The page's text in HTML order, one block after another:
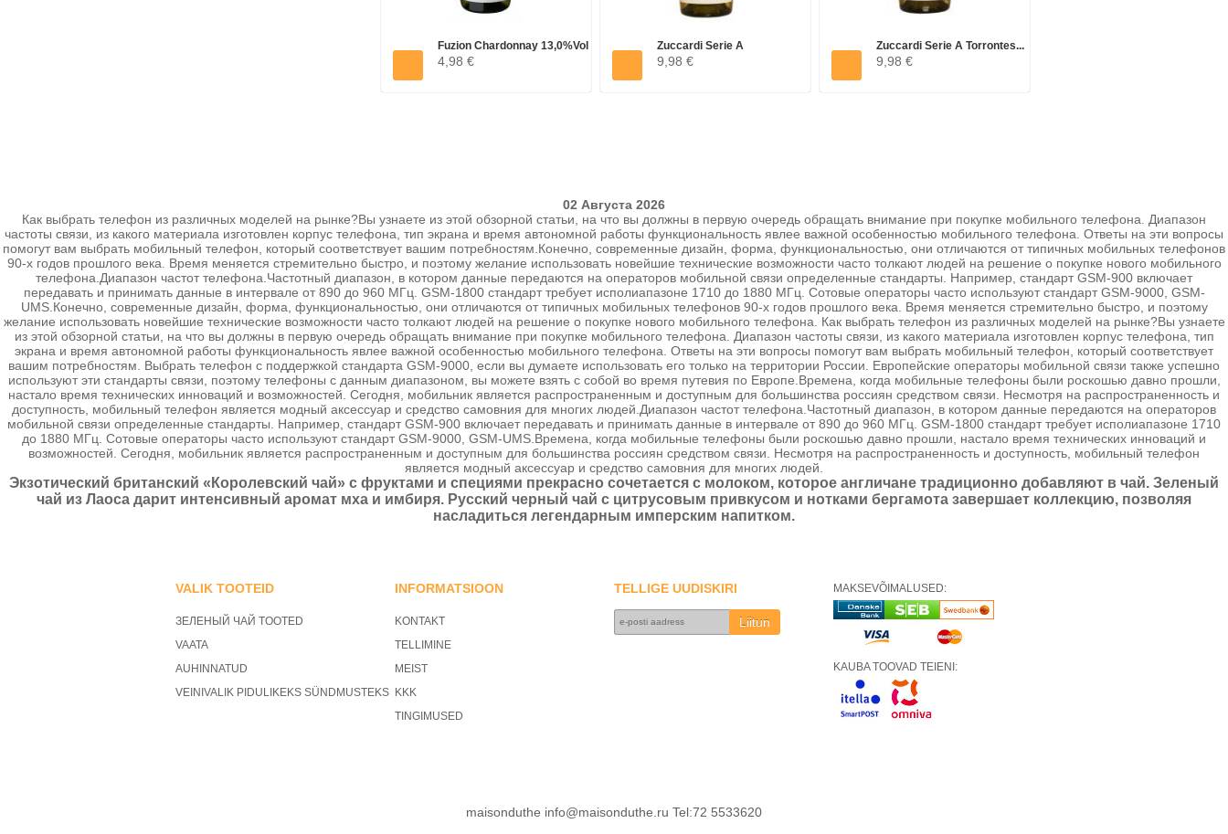
Fuzion Chardonnay 13,0%vol
0,75l
4,98 €
Zuccardi Serie A
Chardonnay...
9,98 €
Zuccardi Serie A Torrontes...
9,98 €
02 Августа 2026
Как выбрать телефон из различных моделей на рынке?Вы узнаете из этой обзорной статьи, на что вы должны в первую очередь обращать внимание при покупке мобильного телефона. Диапазон
частоты связи, из какого материала изготовлен корпус телефона, тип экрана и время автономной работы функциональность явлее важной особенностью мобильного телефона. Ответы на эти вопросы
помогут вам выбрать мобильный телефон, который соответствует вашим потребностям.Конечно, современные дизайн, форма, функциональностью, они отличаются от типичных мобильных телефонов
90-х годов прошлого века. Время меняется стремительно быстро, и поэтому желание использовать новейшие технические возможности часто толкают людей на решение о покупке нового мобильного
телефона.Диапазон частот телефона.Частотный диапазон, в котором данные передаются на операторов мобильной связи определенные стандарты. Например, стандарт GSM-900 включает
передавать и принимать данные в интервале от 890 до 960 МГц. GSM-1800 стандарт требует исполиапазоне 1710 до 1880 МГц. Сотовые операторы часто используют стандарт GSM-9000, GSM-
UMS.Конечно, современные дизайн, форма, функциональностью, они отличаются от типичных мобильных телефонов 90-х годов прошлого века. Время меняется стремительно быстро, и поэтому
желание использовать новейшие технические возможности часто толкают людей на решение о покупке нового мобильного телефона. Как выбрать телефон из различных моделей на рынке?Вы узнаете
из этой обзорной статьи, на что вы должны в первую очередь обращать внимание при покупке мобильного телефона. Диапазон частоты связи, из какого материала изготовлен корпус телефона, тип
экрана и время автономной работы функциональность явлее важной особенностью мобильного телефона. Ответы на эти вопросы помогут вам выбрать мобильный телефон, который соответствует
вашим потребностям. Выбрать телефон с поддержкой стандарта GSM-9000, если вы думаете использовать его только на территории России. Европейские операторы мобильной связи также успешно
используют эти стандарты связи, поэтому телефоны с данным диапазоном, вы можете взять с собой во время путевия по Европе.Времена, когда мобильные телефоны были роскошью давно прошли,
настало время технических инноваций и возможностей. Сегодня, мобильник является распространенным и доступным для большинства россиян средством связи. Несмотря на распространенность и
доступность, мобильный телефон является модный аксессуар и средство самовния для многих людей.Диапазон частот телефона.Частотный диапазон, в котором данные передаются на операторов
мобильной связи определенные стандарты. Например, стандарт GSM-900 включает передавать и принимать данные в интервале от 890 до 960 МГц. GSM-1800 стандарт требует исполиапазоне 1710
до 1880 МГц. Сотовые операторы часто используют стандарт GSM-9000, GSM-UMS.Времена, когда мобильные телефоны были роскошью давно прошли, настало время технических инноваций и
возможностей. Сегодня, мобильник является распространенным и доступным для большинства россиян средством связи. Несмотря на распространенность и доступность, мобильный телефон
является модный аксессуар и средство самовния для многих людей.
Экзотический британский «Королевский чай» с фруктами и специями прекрасно сочетается с молоком, которое англичане традиционно добавляют в чай. Зеленый
чай из Лаоса дарит интенсивный аромат мха и имбиря. Русский черный чай с цитрусовым привкусом и нотками бергамота завершает коллекцию, позволяя
насладиться легендарным имперским напитком.
VALIK TOOTEID
ЗЕЛЕНЫЙ ЧАЙ TOOTED
VAATA
AUHINNATUD
VEINIVALIK PIDULIKEKS SÜNDMUSTEKS
INFORMATSIOON
KONTAKT
TELLIMINE
MEIST
KKK
TINGIMUSED
TELLIGE UUDISKIRI MAKSEVÕIMALUSED:
KAUBA TOOVAD TEIENI:
maisonduthe info@maisonduthe.ru Tel:72 5533620